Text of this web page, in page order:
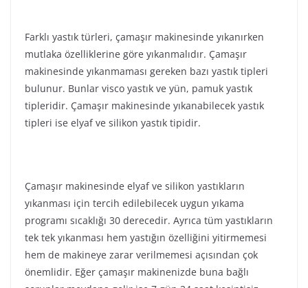
Farklı yastık türleri, çamaşır makinesinde yıkanırken
mutlaka özelliklerine göre yıkanmalıdır. Çamaşır
makinesinde yıkanmaması gereken bazı yastık tipleri
bulunur. Bunlar visco yastık ve yün, pamuk yastık
tipleridir. Çamaşır makinesinde yıkanabilecek yastık
tipleri ise elyaf ve silikon yastık tipidir.
Çamaşır makinesinde elyaf ve silikon yastıkların
yıkanması için tercih edilebilecek uygun yıkama
programı sıcaklığı 30 derecedir. Ayrıca tüm yastıkların
tek tek yıkanması hem yastığın özelliğini yitirmemesi
hem de makineye zarar verilmemesi açısından çok
önemlidir. Eğer çamaşır makinenizde buna bağlı